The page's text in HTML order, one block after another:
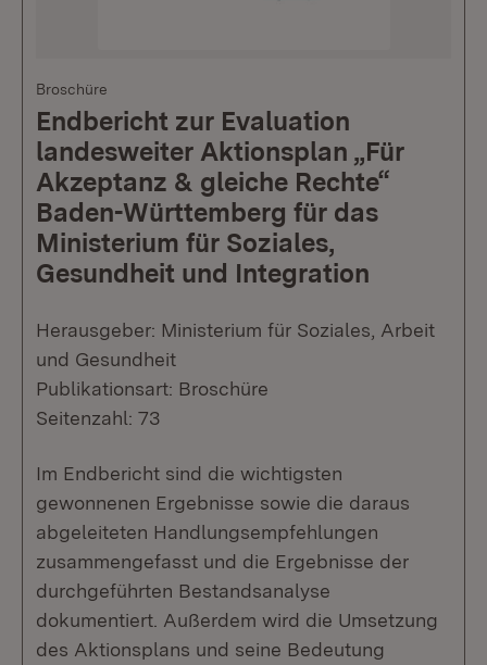
Broschüre
Endbericht zur Evaluation
landesweiter Aktionsplan „Für
Akzeptanz & gleiche Rechte“
Baden-Württemberg für das
Ministerium für Soziales,
Gesundheit und Integration
Herausgeber: Ministerium für Soziales, Arbeit
und Gesundheit
Publikationsart: Broschüre
Seitenzahl: 73
Im Endbericht sind die wichtigsten
gewonnenen Ergebnisse sowie die daraus
abgeleiteten Handlungsempfehlungen
zusammengefasst und die Ergebnisse der
durchgeführten Bestandsanalyse
dokumentiert. Außerdem wird die Umsetzung
des Aktionsplans und seine Bedeutung